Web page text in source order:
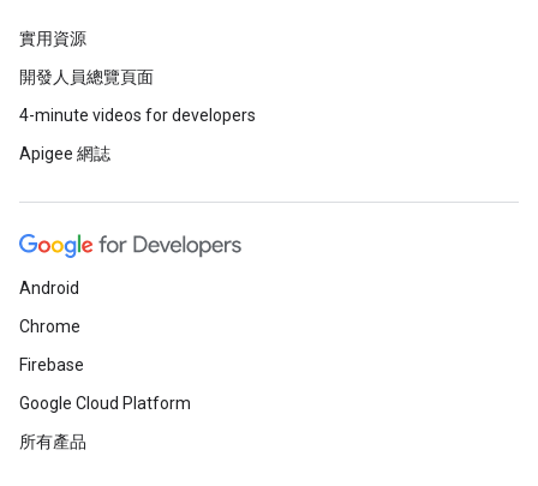
實用資源
開發人員總覽頁面
4-minute videos for developers
Apigee 網誌
Android
Chrome
Firebase
Google Cloud Platform
所有產品